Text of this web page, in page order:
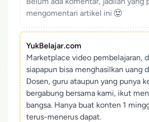
mengomentari artikel ini
YukBelajar.com
Marketplace video pembelajaran,
siapapun bisa menghasilkan uang
Dosen, guru ataupun yang punya
bergabung bersama kami, ikut
bangsa. Hanya buat konten 1
terus-menerus dapat.